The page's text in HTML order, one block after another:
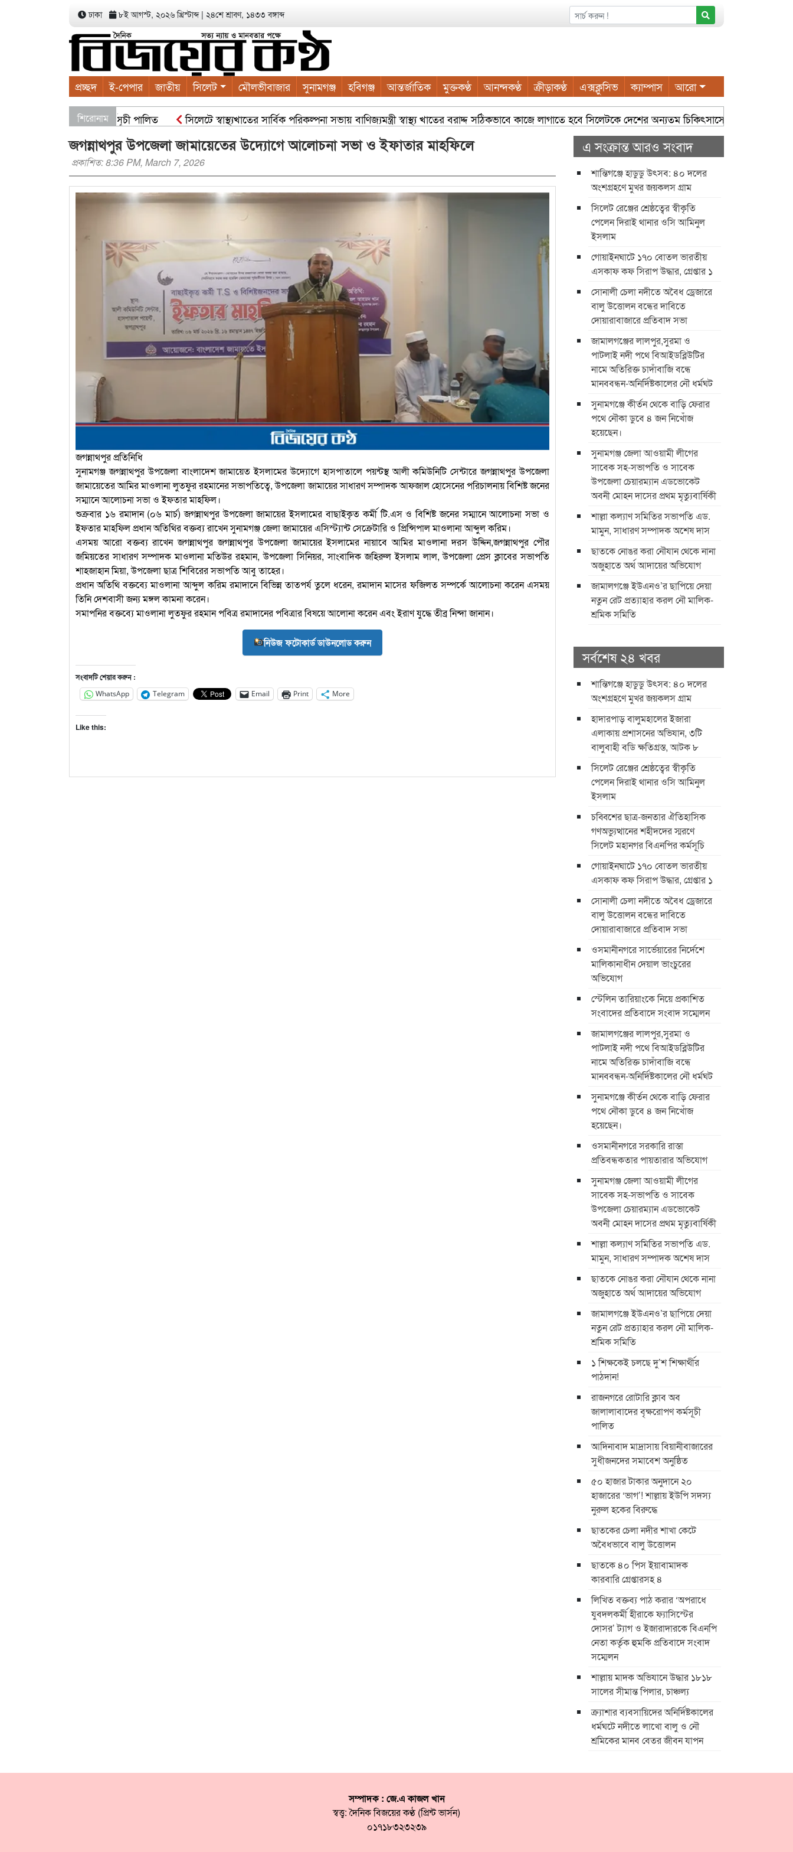
ঢাকা ৮ই আগস্ট, ২০২৬ খ্রিস্টাব্দ| ২৪শে শ্রাবণ, ১৪৩৩ বঙ্গাব্দ
প্রচ্ছদ ই-পেপার জাতীয় সিলেট মৌলভীবাজার সুনামগঞ্জ হবিগঞ্জ আন্তর্জাতিক মুক্তকণ্ঠ আনন্দকণ্ঠ ক্রীড়াকণ্ঠ এক্সক্লুসিভ ক্যাম্পাস আরো
শিরোনাম
বৃক্ষরোপণ কর্মসূচী পালিত সিলেটে স্বাস্থ্যখাতের সার্বিক পরিকল্পনা সভায় বাণিজ্যমন্ত্রী স্বাস্থ্য খাতের বরাদ্দ সঠিকভাবে কাজে লাগাতে হবে সিলেটকে দেশের অন্যতম চিকিৎসাসেবা কেন্দ্র হিসেবে
জগন্নাথপুর উপজেলা জামায়েতের উদ্যোগে আলোচনা সভা ও ইফাতার মাহফিলে
প্রকাশিত: 8:36 PM, March 7, 2026
জগন্নাথপুর প্রতিনিধি
সুনামগঞ্জ জগন্নাথপুর উপজেলা বাংলাদেশ জামায়েত ইসলামের উদ্যোগে হাসপাতালে পয়ন্টস্থ আলী কমিউনিটি সেন্টারে জগন্নাথপুর উপজেলা
জামায়েতের আমির মাওলানা লুতফুর রহমানের সভাপতিত্বে, উপজেলা জামায়ের সাধারণ সম্পাদক আফজাল হোসেনের পরিচালনায় বিশিষ্ট জনের
সম্মানে আলোচনা সভা ও ইফতার মাহফিল।
শুক্রবার ১৬ রমাদান (০৬ মার্চ) জগন্নাথপুর উপজেলা জামায়ের ইসলামের বাছাইকৃত কর্মী টি.এস ও বিশিষ্ট জনের সম্মানে আলোচনা সভা ও
ইফতার মাহফিল প্রধান অতিথির বক্তব্য রাখেন সুনামগঞ্জ জেলা জামায়ের এসিস্ট্যান্ট সেক্রেটারি ও প্রিন্সিপাল মাওলানা আব্দুল করিম।
এসময় আরো বক্তব্য রাখেন জগন্নাথপুর জগন্নাথপুর উপজেলা জামায়ের ইসলামের নায়াবে আমির মাওলানা দরস উদ্দিন,জগন্নাথপুর পৌর
জমিয়তের সাধারণ সম্পাদক মাওলানা মতিউর রহমান, উপজেলা সিনিয়র, সাংবাদিক জহিরুল ইসলাম লাল, উপজেলা প্রেস ক্লাবের সভাপতি
শাহজাহান মিয়া, উপজেলা ছাত্র শিবিরের সভাপতি আবু তাহের।
প্রধান অতিথি বক্তব্যে মাওলানা আব্দুল করিম রমাদানে বিভিন্ন তাতপর্য তুলে ধরেন, রমাদান মাসের ফজিলত সম্পর্কে আলোচনা করেন এসময়
তিনি দেশবাসী জন্য মঙ্গল কামনা করেন।
সমাপনির বক্তব্যে মাওলানা লুতফুর রহমান পবিত্র রমাদানের পবিত্রার বিষয়ে আলোনা করেন এবং ইরাণ যুদ্ধে তীব্র নিন্দা জানান।
নিউজ ফটোকার্ড ডাউনলোড করুন
সংবাদটি শেয়ার করুন :
WhatsApp Telegram Email Print More
Like this:
এ সংক্রান্ত আরও সংবাদ
শান্তিগঞ্জে হাডুডু উৎসব: ৪০ দলের
অংশগ্রহণে মুখর জয়কলস গ্রাম
সিলেট রেঞ্জের শ্রেষ্ঠত্বের স্বীকৃতি
পেলেন দিরাই থানার ওসি আমিনুল
ইসলাম
গোয়াইনঘাটে ১৭০ বোতল ভারতীয়
এসকাফ কফ সিরাপ উদ্ধার, গ্রেপ্তার ১
সোনালী চেলা নদীতে অবৈধ ড্রেজারে
বালু উত্তোলন বন্ধের দাবিতে
দোয়ারাবাজারে প্রতিবাদ সভা
জামালগঞ্জের লালপুর,সুরমা ও
পাটলাই নদী পথে বিআইডব্লিউটির
নামে অতিরিক্ত চাদাঁবাজি বন্ধে
মানববন্ধন-অনির্দিষ্টকালের নৌ ধর্মঘট
সুনামগঞ্জে কীর্তন থেকে বাড়ি ফেরার
পথে নৌকা ডুবে ৪ জন নিখোঁজ
হয়েছেন।
সুনামগঞ্জ জেলা আওয়ামী লীগের
সাবেক সহ-সভাপতি ও সাবেক
উপজেলা চেয়ারম্যান এডভোকেট
অবনী মোহন দাসের প্রথম মৃত্যুবার্ষিকী
শাল্লা কল্যাণ সমিতির সভাপতি এড.
মামুন, সাধারণ সম্পাদক অশেষ দাস
ছাতকে নোঙর করা নৌযান থেকে নানা
অজুহাতে অর্থ আদায়ের অভিযোগ
জামালগঞ্জে ইউএনও’র ছাপিয়ে দেয়া
নতুন রেট প্রত্যাহার করল নৌ মালিক-
শ্রমিক সমিতি
সর্বশেষ ২৪ খবর
শান্তিগঞ্জে হাডুডু উৎসব: ৪০ দলের
অংশগ্রহণে মুখর জয়কলস গ্রাম
হাদারপাড় বালুমহালের ইজারা
এলাকায় প্রশাসনের অভিযান, ৩টি
বালুবাহী বডি ক্ষতিগ্রস্ত, আটক ৮
সিলেট রেঞ্জের শ্রেষ্ঠত্বের স্বীকৃতি
পেলেন দিরাই থানার ওসি আমিনুল
ইসলাম
চব্বিশের ছাত্র-জনতার ঐতিহাসিক
গণঅভ্যুত্থানের শহীদদের স্মরণে
সিলেট মহানগর বিএনপির কর্মসূচি
গোয়াইনঘাটে ১৭০ বোতল ভারতীয়
এসকাফ কফ সিরাপ উদ্ধার, গ্রেপ্তার ১
সোনালী চেলা নদীতে অবৈধ ড্রেজারে
বালু উত্তোলন বন্ধের দাবিতে
দোয়ারাবাজারে প্রতিবাদ সভা
ওসমানীনগরে সার্ভেয়ারের নির্দেশে
মালিকানাধীন দেয়াল ভাংচুরের
অভিযোগ
স্টেলিন তারিয়াংকে নিয়ে প্রকাশিত
সংবাদের প্রতিবাদে সংবাদ সম্মেলন
জামালগঞ্জের লালপুর,সুরমা ও
পাটলাই নদী পথে বিআইডব্লিউটির
নামে অতিরিক্ত চাদাঁবাজি বন্ধে
মানববন্ধন-অনির্দিষ্টকালের নৌ ধর্মঘট
সুনামগঞ্জে কীর্তন থেকে বাড়ি ফেরার
পথে নৌকা ডুবে ৪ জন নিখোঁজ
হয়েছেন।
ওসমানীনগরে সরকারি রাস্তা
প্রতিবন্ধকতার পায়তারার অভিযোগ
সুনামগঞ্জ জেলা আওয়ামী লীগের
সাবেক সহ-সভাপতি ও সাবেক
উপজেলা চেয়ারম্যান এডভোকেট
অবনী মোহন দাসের প্রথম মৃত্যুবার্ষিকী
শাল্লা কল্যাণ সমিতির সভাপতি এড.
মামুন, সাধারণ সম্পাদক অশেষ দাস
ছাতকে নোঙর করা নৌযান থেকে নানা
অজুহাতে অর্থ আদায়ের অভিযোগ
জামালগঞ্জে ইউএনও’র ছাপিয়ে দেয়া
নতুন রেট প্রত্যাহার করল নৌ মালিক-
শ্রমিক সমিতি
১ শিক্ষকেই চলছে দু’শ শিক্ষার্থীর
পাঠদান!
রাজনগরে রোটারি ক্লাব অব
জালালাবাদের বৃক্ষরোপণ কর্মসূচী
পালিত
আদিনাবাদ মাদ্রাসায় বিয়ানীবাজারের
সুধীজনদের সমাবেশ অনুষ্ঠিত
৫০ হাজার টাকার অনুদানে ২০
হাজারের ‘ভাগ’! শাল্লায় ইউপি সদস্য
নুরুল হকের বিরুদ্ধে
ছাতকের চেলা নদীর শাখা কেটে
অবৈধভাবে বালু উত্তোলন
ছাতকে ৪০ পিস ইয়াবামাদক
কারবারি গ্রেপ্তারসহ ৪
লিখিত বক্তব্য পাঠ করার ‘অপরাধে
যুবদলকর্মী হীরাকে ফ্যাসিস্টের
দোসর’ ট্যাগ ও ইজারাদারকে বিএনপি
নেতা কর্তৃক হুমকি প্রতিবাদে সংবাদ
সম্মেলন
শাল্লায় মাদক অভিযানে উদ্ধার ১৮১৮
সালের সীমান্ত পিলার, চাঞ্চল্য
ক্র্যাশার ব্যবসায়িদের অনির্দিষ্টকালের
ধর্মঘটে নদীতে লাখো বালু ও নৌ
শ্রমিকের মানব বেতর জীবন যাপন
সম্পাদক : জে.এ কাজল খান
স্বত্ত্ব: দৈনিক বিজয়ের কণ্ঠ (প্রিন্ট ভার্সন)
০১৭১৮৩২৩২৩৯